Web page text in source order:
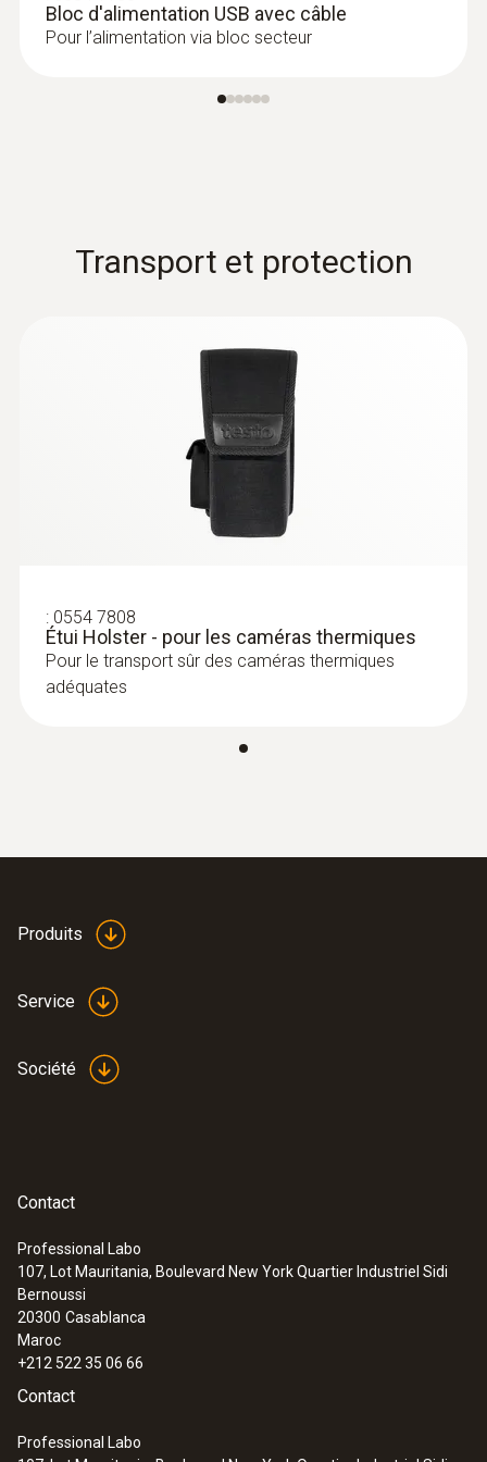
Bloc d'alimentation USB avec câble
Pour l’alimentation via bloc secteur
Transport et protection
: 0554 7808
Étui Holster - pour les caméras thermiques
Pour le transport sûr des caméras thermiques
adéquates
Produits
Service
Société
Contact
Professional Labo
107, Lot Mauritania, Boulevard New York Quartier Industriel Sidi
Bernoussi
20300 Casablanca
Maroc
+212 522 35 06 66
Contact
Professional Labo